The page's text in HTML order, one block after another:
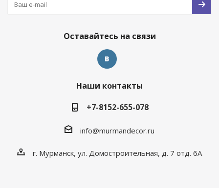
Оставайтесь на связи
Наши контакты
+7-8152-655-078
info@murmandecor.ru
г. Мурманск, ул. Домостроительная, д. 7 отд. 6А